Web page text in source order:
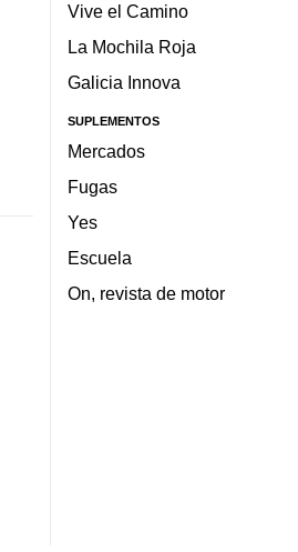
Vive el Camino
La Mochila Roja
Galicia Innova
SUPLEMENTOS
Mercados
Fugas
Yes
Escuela
On, revista de motor